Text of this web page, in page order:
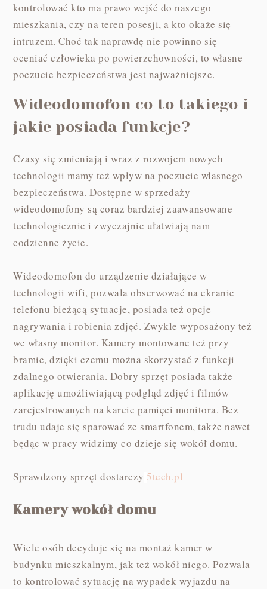
kontrolować kto ma prawo wejść do naszego
mieszkania, czy na teren posesji, a kto okaże się
intruzem. Choć tak naprawdę nie powinno się
oceniać człowieka po powierzchowności, to własne
poczucie bezpieczeństwa jest najważniejsze.
Wideodomofon co to takiego i
jakie posiada funkcje?
Czasy się zmieniają i wraz z rozwojem nowych
technologii mamy też wpływ na poczucie własnego
bezpieczeństwa. Dostępne w sprzedaży
wideodomofony są coraz bardziej zaawansowane
technologicznie i zwyczajnie ułatwiają nam
codzienne życie.
Wideodomofon do urządzenie działające w
technologii wifi, pozwala obserwować na ekranie
telefonu bieżącą sytuacje, posiada też opcje
nagrywania i robienia zdjęć. Zwykle wyposażony też
we własny monitor. Kamery montowane też przy
bramie, dzięki czemu można skorzystać z funkcji
zdalnego otwierania. Dobry sprzęt posiada także
aplikację umożliwiającą podgląd zdjęć i filmów
zarejestrowanych na karcie pamięci monitora. Bez
trudu udaje się sparować ze smartfonem, także nawet
będąc w pracy widzimy co dzieje się wokół domu.
Sprawdzony sprzęt dostarczy 5tech.pl
Kamery wokół domu
Wiele osób decyduje się na montaż kamer w
budynku mieszkalnym, jak też wokół niego. Pozwala
to kontrolować sytuację na wypadek wyjazdu na